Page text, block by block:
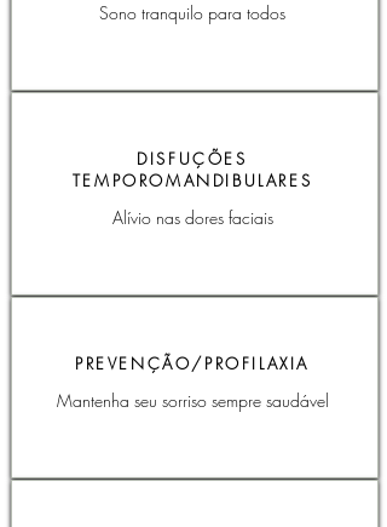
Sono tranquilo para todos
DISFUÇÕES
TEMPOROMANDIBULARES
Alívio nas dores faciais
PREVENÇÃO/PROFILAXIA
Mantenha seu sorriso sempre saudável